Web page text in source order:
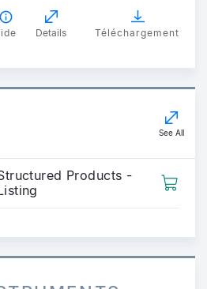
Details Téléchargement
See All
Products -